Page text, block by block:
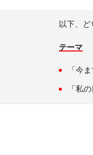
以下、
テーマ
「今
「私